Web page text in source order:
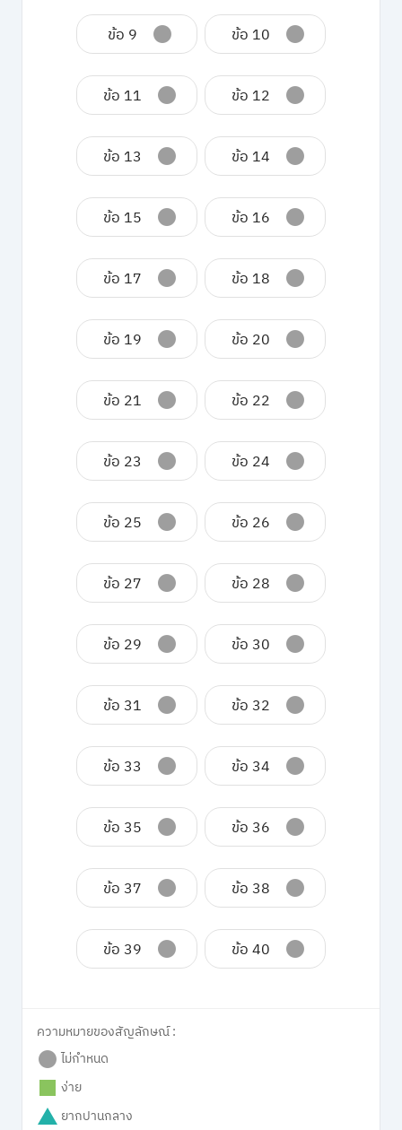
ข้อ 9 ข้อ 10
ข้อ 11 ข้อ 12
ข้อ 13 ข้อ 14
ข้อ 15 ข้อ 16
ข้อ 17 ข้อ 18
ข้อ 19 ข้อ 20
ข้อ 21 ข้อ 22
ข้อ 23 ข้อ 24
ข้อ 25 ข้อ 26
ข้อ 27 ข้อ 28
ข้อ 29 ข้อ 30
ข้อ 31 ข้อ 32
ข้อ 33 ข้อ 34
ข้อ 35 ข้อ 36
ข้อ 37 ข้อ 38
ข้อ 39 ข้อ 40
ความหมายของสัญลักษณ์ :
ไม่กำหนด
ง่าย
ยากปานกลาง